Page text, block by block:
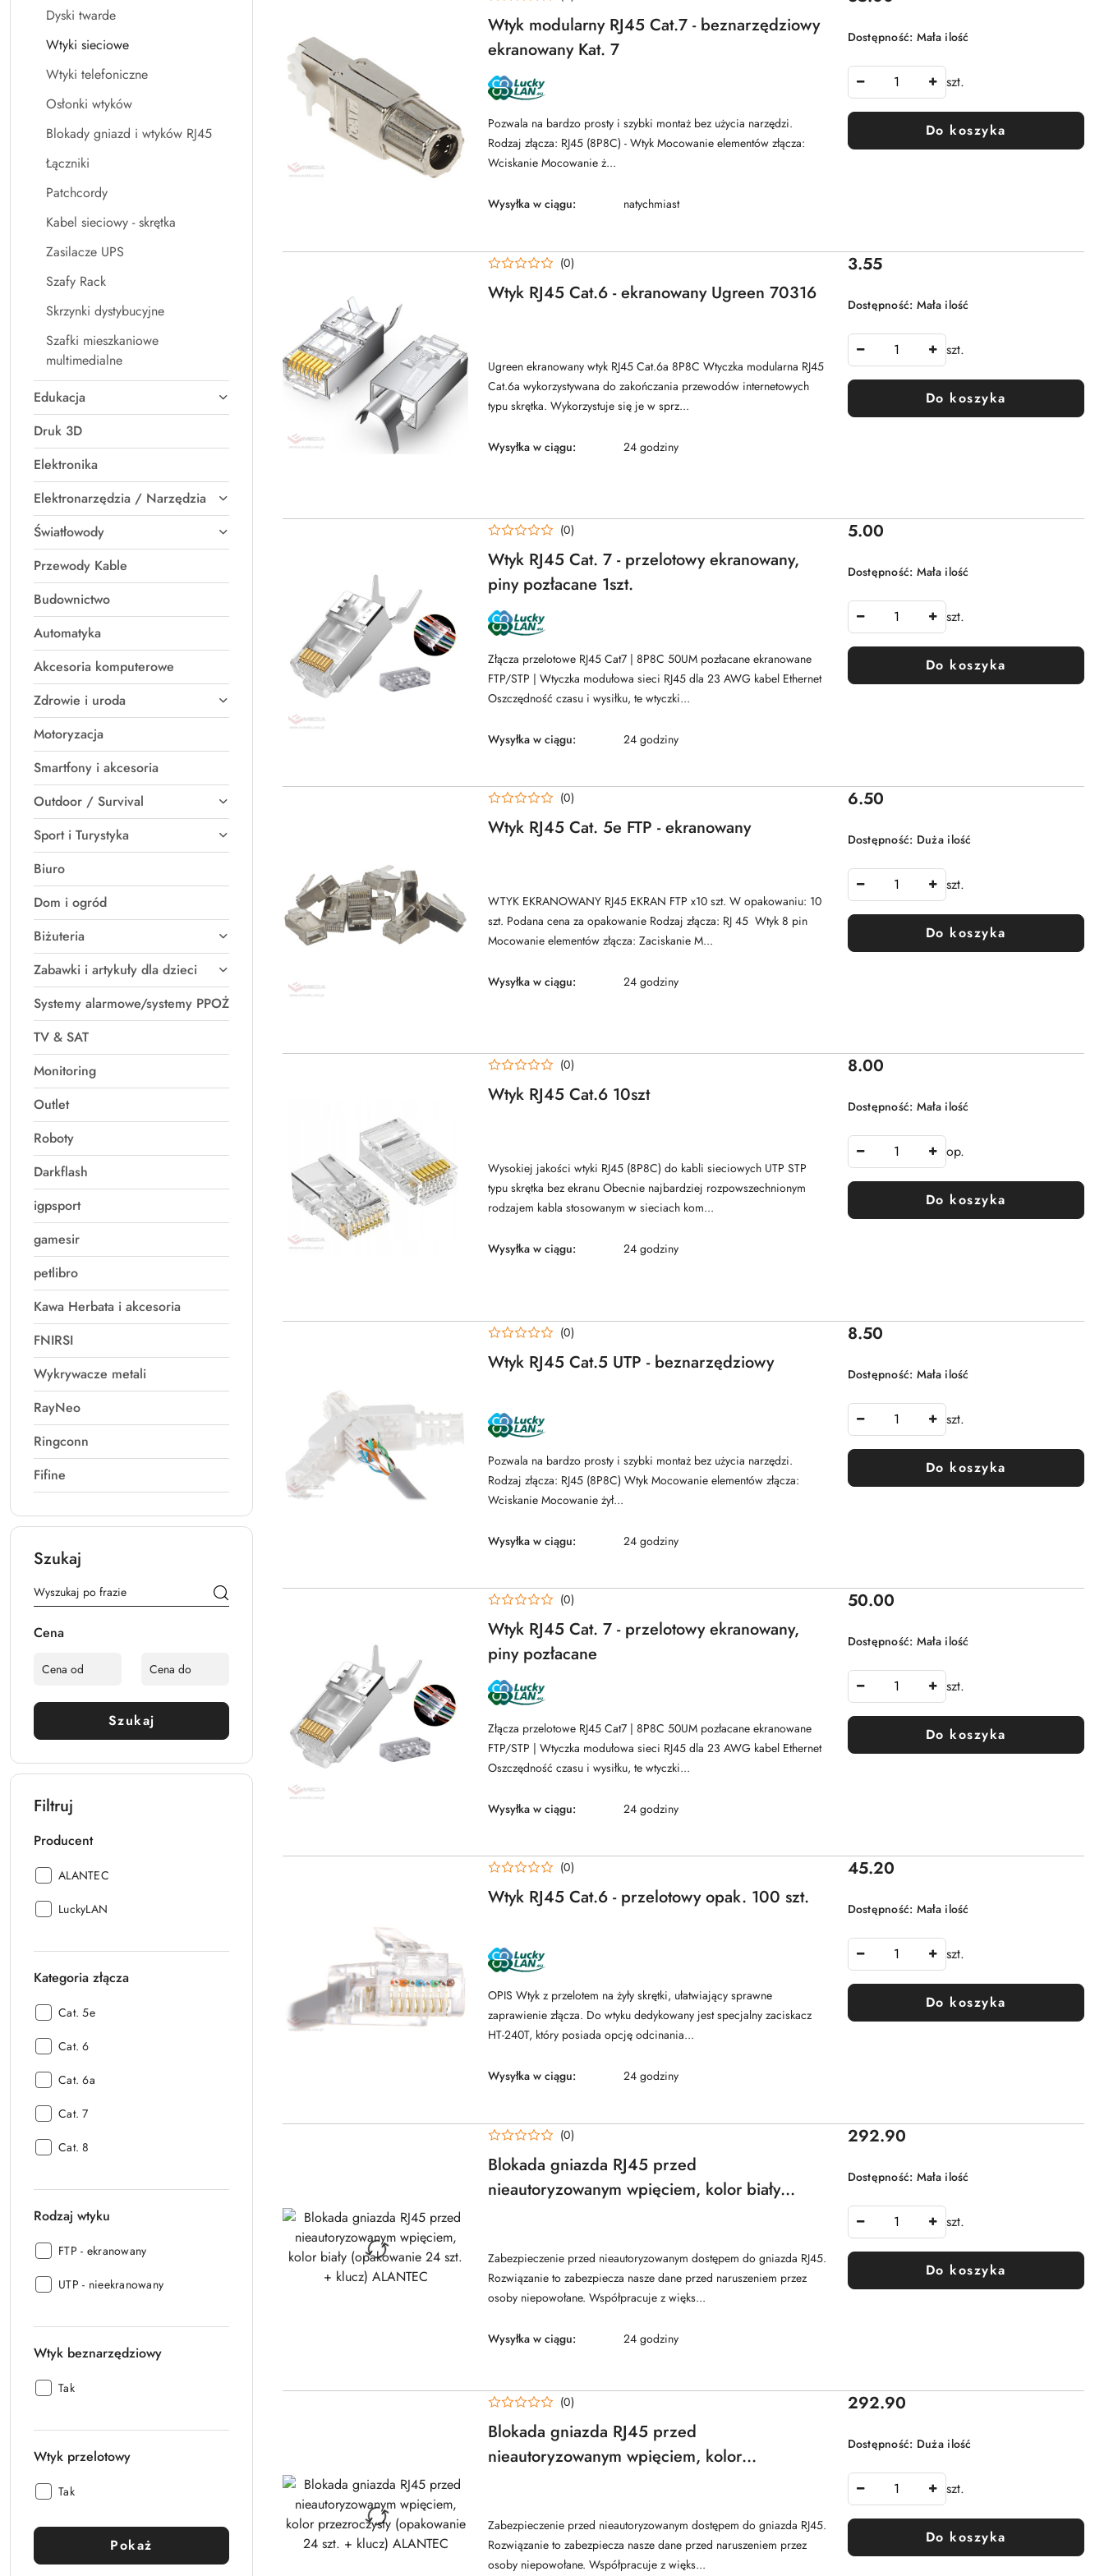
Dyski twarde
Wtyki sieciowe
Wtyki telefoniczne
Osłonki wtyków
Blokady gniazd i wtyków RJ45
Łączniki
Patchcordy
Kabel sieciowy - skrętka
Zasilacze UPS
Szafy Rack
Skrzynki dystybucyjne
Szafki mieszkaniowe
multimedialne
Edukacja
Druk 3D
Elektronika
Elektronarzędzia / Narzędzia
Światłowody
Przewody Kable
Budownictwo
Automatyka
Akcesoria komputerowe
Zdrowie i uroda
Motoryzacja
Smartfony i akcesoria
Outdoor / Survival
Sport i Turystyka
Biuro
Dom i ogród
Biżuteria
Zabawki i artykuły dla dzieci
Systemy alarmowe/systemy PPOŻ
TV & SAT
Monitoring
Outlet
Roboty
Darkflash
igpsport
gamesir
petlibro
Kawa Herbata i akcesoria
FNIRSI
Wykrywacze metali
RayNeo
Ringconn
Fifine
Szukaj
Cena
Szukaj
Filtruj
Producent
Producent:
ALANTEC
Producent:
LuckyLAN
Kategoria złącza
Kategoria
Cat. 5e
Kategoria
Cat. 6
Kategoria
Cat. 6a
Kategoria
Cat. 7
Kategoria
Cat. 8
Rodzaj wtyku
Rodzaj
FTP - ekranowany
Rodzaj
UTP - nieekranowany
Wtyk beznarzędziowy
Wtyk
Tak
Wtyk przelotowy
Wtyk
Tak
Pokaż
Wtyk modularny RJ45 Cat.7 - beznarzędziowy
ekranowany Kat. 7
NAZWA
PRODUCENTA:
LUCKYLAN
Pozwala na bardzo prosty i szybki montaż bez użycia narzędzi.
Rodzaj złącza: RJ45 (8P8C) - Wtyk Mocowanie elementów złącza:
Wciskanie Mocowanie ż...
Wysyłka w ciągu: natychmiast
Dostępność: Mała ilość
szt.
Do koszyka
Wtyk RJ45 Cat.6 - ekranowany Ugreen 70316
(0)
Ugreen ekranowany wtyk RJ45 Cat.6a 8P8C Wtyczka modularna RJ45
Cat.6a wykorzystywana do zakończania przewodów internetowych
typu skrętka. Wykorzystuje się je w sprz...
Wysyłka w ciągu: 24 godziny
Cena:
3.55
Dostępność: Mała ilość
szt.
Do koszyka
Wtyk RJ45 Cat. 7 - przelotowy ekranowany,
piny pozłacane 1szt.
(0)
NAZWA
PRODUCENTA:
LUCKYLAN
Złącza przelotowe RJ45 Cat7 | 8P8C 50UM pozłacane ekranowane
FTP/STP | Wtyczka modułowa sieci RJ45 dla 23 AWG kabel Ethernet
Oszczędność czasu i wysiłku, te wtyczki...
Wysyłka w ciągu: 24 godziny
Cena:
5.00
Dostępność: Mała ilość
szt.
Do koszyka
Wtyk RJ45 Cat. 5e FTP - ekranowany
(0)
WTYK EKRANOWANY RJ45 EKRAN FTP x10 szt. W opakowaniu: 10
szt. Podana cena za opakowanie Rodzaj złącza: RJ 45 Wtyk 8 pin
Mocowanie elementów złącza: Zaciskanie M...
Wysyłka w ciągu: 24 godziny
Cena:
6.50
Dostępność: Duża ilość
szt.
Do koszyka
Wtyk RJ45 Cat.6 10szt
(0)
Wysokiej jakości wtyki RJ45 (8P8C) do kabli sieciowych UTP STP
typu skrętka bez ekranu Obecnie najbardziej rozpowszechnionym
rodzajem kabla stosowanym w sieciach kom...
Wysyłka w ciągu: 24 godziny
Cena:
8.00
Dostępność: Mała ilość
op.
Do koszyka
Wtyk RJ45 Cat.5 UTP - beznarzędziowy
(0)
NAZWA
PRODUCENTA:
LUCKYLAN
Pozwala na bardzo prosty i szybki montaż bez użycia narzędzi.
Rodzaj złącza: RJ45 (8P8C) Wtyk Mocowanie elementów złącza:
Wciskanie Mocowanie żył...
Wysyłka w ciągu: 24 godziny
Cena:
8.50
Dostępność: Mała ilość
szt.
Do koszyka
Wtyk RJ45 Cat. 7 - przelotowy ekranowany,
piny pozłacane
(0)
NAZWA
PRODUCENTA:
LUCKYLAN
Złącza przelotowe RJ45 Cat7 | 8P8C 50UM pozłacane ekranowane
FTP/STP | Wtyczka modułowa sieci RJ45 dla 23 AWG kabel Ethernet
Oszczędność czasu i wysiłku, te wtyczki...
Wysyłka w ciągu: 24 godziny
Cena:
50.00
Dostępność: Mała ilość
szt.
Do koszyka
Wtyk RJ45 Cat.6 - przelotowy opak. 100 szt.
(0)
NAZWA
PRODUCENTA:
LUCKYLAN
OPIS Wtyk z przelotem na żyły skrętki, ułatwiający sprawne
zaprawienie złącza. Do wtyku dedykowany jest specjalny zaciskacz
HT-240T, który posiada opcję odcinania...
Wysyłka w ciągu: 24 godziny
Cena:
45.20
Dostępność: Mała ilość
szt.
Do koszyka
Blokada gniazda RJ45 przed
nieautoryzowanym wpięciem, kolor biały
(0)
Zabezpieczenie przed nieautoryzowanym dostępem do gniazda RJ45.
Rozwiązanie to zabezpiecza nasze dane przed naruszeniem przez
osoby niepowołane. Współpracuje z więks...
Wysyłka w ciągu: 24 godziny
Cena:
292.90
Dostępność: Mała ilość
szt.
Do koszyka
Blokada gniazda RJ45 przed
nieautoryzowanym wpięciem, kolor
(0)
Zabezpieczenie przed nieautoryzowanym dostępem do gniazda RJ45.
Rozwiązanie to zabezpiecza nasze dane przed naruszeniem przez
osoby niepowołane. Współpracuje z więks...
Cena:
292.90
Dostępność: Duża ilość
szt.
Do koszyka